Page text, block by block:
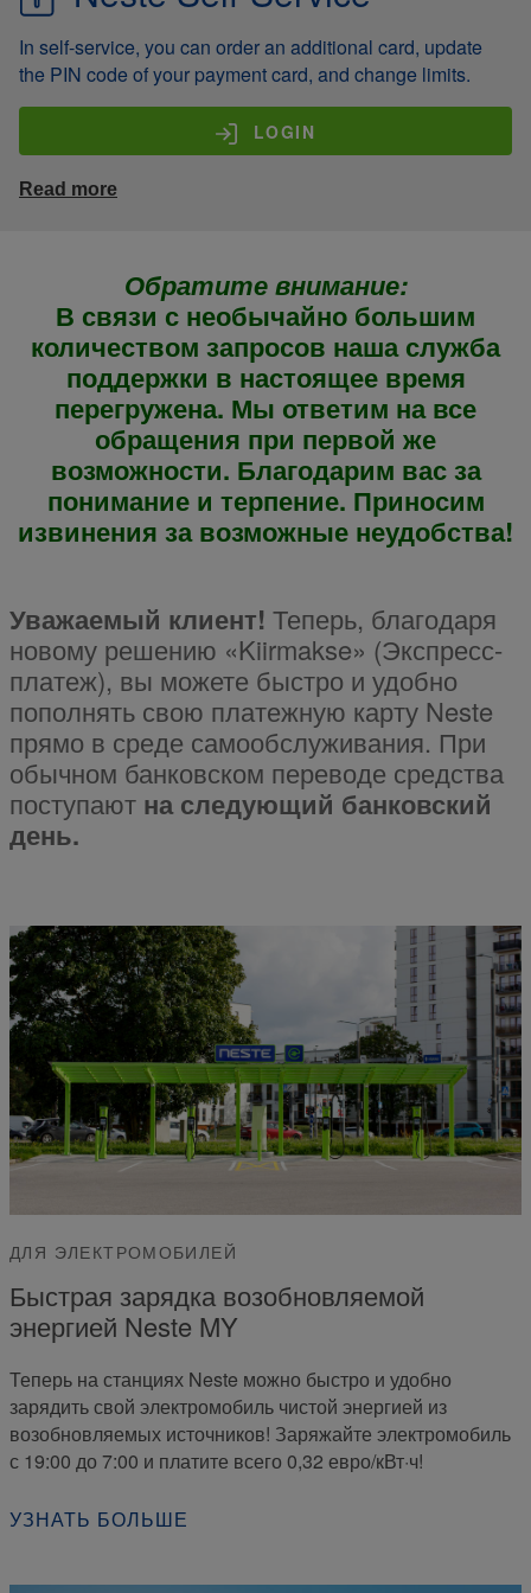
In self-service, you can order an additional card, update
the PIN code of your payment card, and change limits.
LOGIN
Read more
Обратите внимание:
В связи с необычайно большим
количеством запросов наша служба
поддержки в настоящее время
перегружена. Мы ответим на все
обращения при первой же
возможности. Благодарим вас за
понимание и терпение. Приносим
извинения за возможные неудобства!
Уважаемый клиент! Теперь, благодаря
новому решению «Kiirmakse» (Экспресс-
платеж), вы можете быстро и удобно
пополнять свою платежную карту Neste
прямо в среде самообслуживания. При
обычном банковском переводе средства
поступают на следующий банковский
день.
ДЛЯ ЭЛЕКТРОМОБИЛЕЙ
Быстрая зарядка возобновляемой
энергией Neste MY
Теперь на станциях Neste можно быстро и удобно
зарядить свой электромобиль чистой энергией из
возобновляемых источников! Заряжайте электромобиль
с 19:00 до 7:00 и платите всего 0,32 евро/кВт·ч!
УЗНАТЬ БОЛЬШЕ